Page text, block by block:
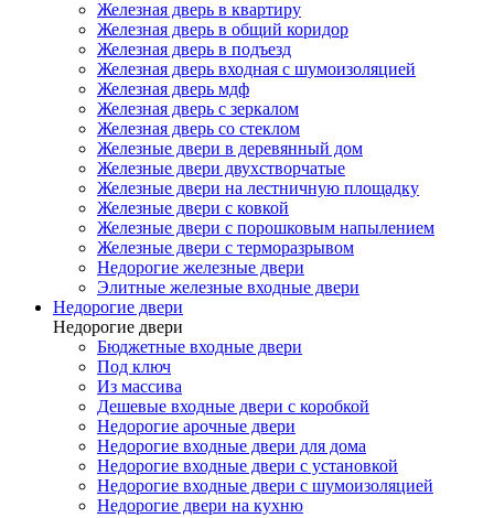
Железная дверь в квартиру
Железная дверь в общий коридор
Железная дверь в подъезд
Железная дверь входная с шумоизоляцией
Железная дверь мдф
Железная дверь с зеркалом
Железная дверь со стеклом
Железные двери в деревянный дом
Железные двери двухстворчатые
Железные двери на лестничную площадку
Железные двери с ковкой
Железные двери с порошковым напылением
Железные двери с терморазрывом
Недорогие железные двери
Элитные железные входные двери
Недорогие двери
Недорогие двери
Бюджетные входные двери
Под ключ
Из массива
Дешевые входные двери с коробкой
Недорогие арочные двери
Недорогие входные двери для дома
Недорогие входные двери с установкой
Недорогие входные двери с шумоизоляцией
Недорогие двери на кухню